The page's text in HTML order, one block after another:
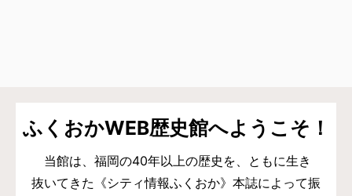
ふくおかWEB歴史館へようこそ！
当館は、福岡の40年以上の歴史を、ともに生き
抜いてきた《シティ情報ふくおか》本誌によって振